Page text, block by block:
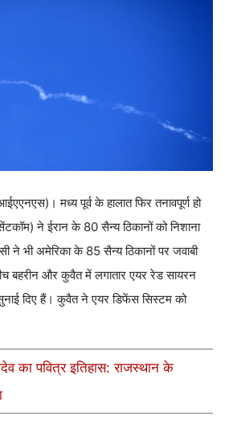
मध्य पूर्व के हालात फिर तनावपूर्ण हो
ने ईरान के 80 सैन्य ठिकानों को निशाना
ने भी अमेरिका के 85 सैन्य ठिकानों पर जवाबी
बहरीन और कुवैत में लगातार एयर रेड सायरन
दिए हैं। कुवैत ने एयर डिफेंस सिस्टम को
का पवित्र इतिहास: राजस्थान के